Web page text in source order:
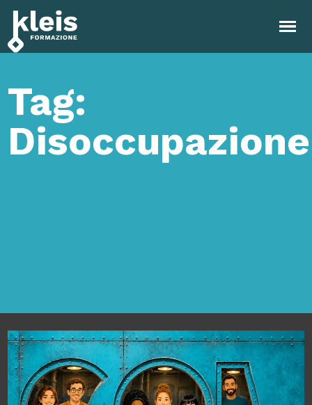
Instagram
Facebook
Tiktok
Tag:
Disoccupazione